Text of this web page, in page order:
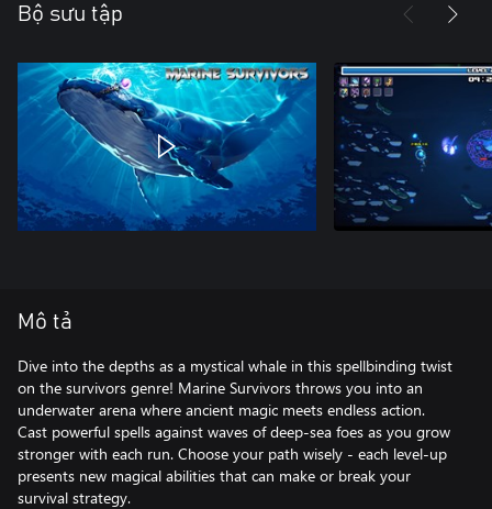
Bộ sưu tập
Mô tả
Dive into the depths as a mystical whale in this spellbinding twist
on the survivors genre! Marine Survivors throws you into an
underwater arena where ancient magic meets endless action.
Cast powerful spells against waves of deep-sea foes as you grow
stronger with each run. Choose your path wisely - each level-up
presents new magical abilities that can make or break your
survival strategy.